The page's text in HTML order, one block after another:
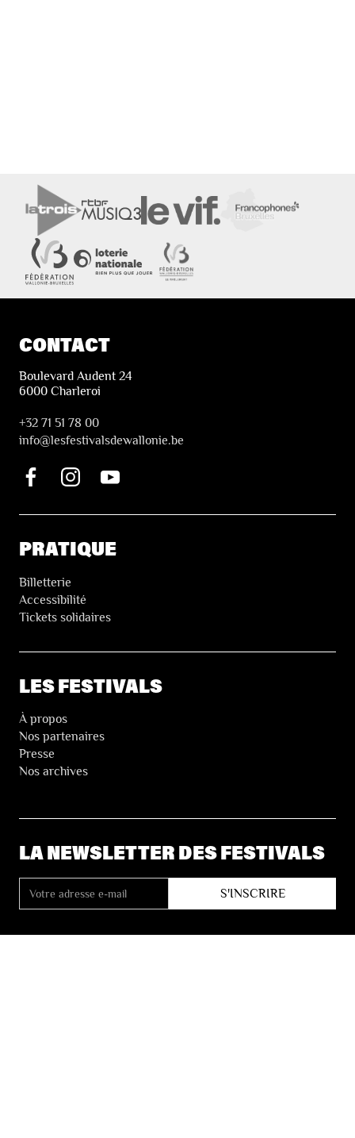
CONTACT
Boulevard Audent 24
6000 Charleroi
+32 71 51 78 00
info@lesfestivalsdewallonie.be
PRATIQUE
Billetterie
Accessibilité
Tickets solidaires
LES FESTIVALS
À propos
Nos partenaires
Presse
Nos archives
LA NEWSLETTER DES FESTIVALS